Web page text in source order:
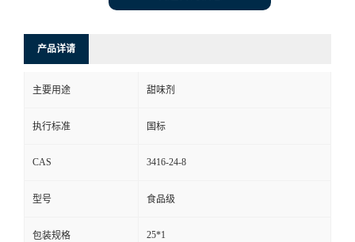
产品详请
主要用途 甜味剂
执行标准 国标
CAS 3416-24-8
型号 食品级
包装规格 25*1